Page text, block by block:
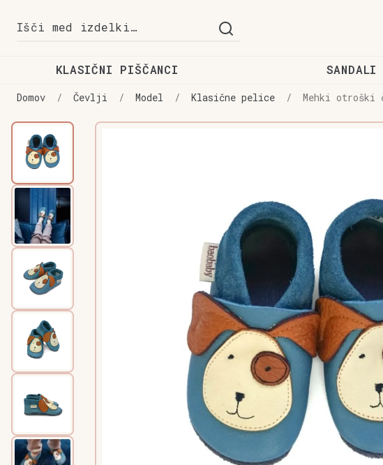
KLASIČNI PIŠČANCI SANDALI
Išči:
to
to
Domov / Čevlji / Model / Klasične pelice / Mehki otroški